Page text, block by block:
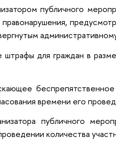
публичного
правонарушения,
штрафы для граждан в
времени его
публичного
количества